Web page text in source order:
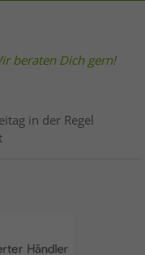
beraten Dich gern!
in der Regel